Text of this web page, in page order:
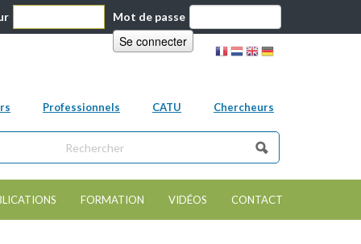
Mot de passe
Professionnels CATU Chercheurs
de recherche
ce site
FORMATION VIDÉOS CONTACT